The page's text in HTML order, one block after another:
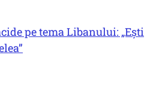
pe tema Libanului: „Ești